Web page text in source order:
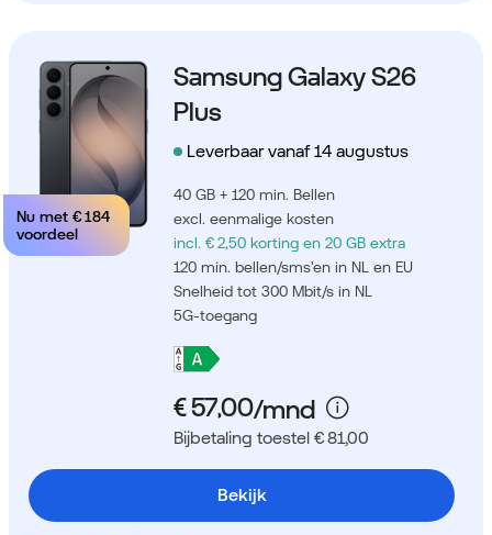
Nu met € 184
voordeel
Samsung Galaxy S26
Plus
Leverbaar vanaf 14 augustus
40 GB + 120 min. Bellen
excl. eenmalige kosten
incl. € 2,50 korting en 20 GB extra
120 min. bellen/sms'en in NL en EU
Snelheid tot 300 Mbit/s in NL
5G-toegang
Bijbetaling toestel € 81,00
Bekijk